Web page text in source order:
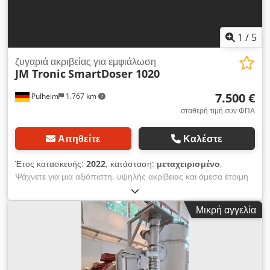
1 / 5
Pulheim 1.767 km
ζυγαριά ακριβείας για εμφιάλωση
JM TronicSmartDoser 1020
7.500 €
σταθερή τιμή συν ΦΠΑ
Αιτηθείτε Καλέστε
Έτος κατασκευής: 2022, κατάσταση: μεταχειρισμένο,
Ψάχνετε για μια αξιόπιστη, υψηλής ακρίβειας και άμεσα έτοιμη
προς χρήση λύση για την πλήρωση σας; Πωλείται μηχανή JM
Tronic SmartDoser 1020, η οποία βρίσκεται σε εξαιρετική,
απόλυτα καθαρή κατάσταση. Η μηχανή προέρχεται από πολύ
καλά συντηρημένη επιχείρηση, έχει πάντα φροντιστεί με τη
μέγιστη προσοχή και καθαριζόταν σύμφωνα με αυστηρά
πρότυπα υγιεινής. Το απόλυτο πλεονέκτημα για την επενδυτική
σας ασφάλεια: > Η ενσωματωμένη μονάδα ζύγισης μόλις
Μικρή αγγελία